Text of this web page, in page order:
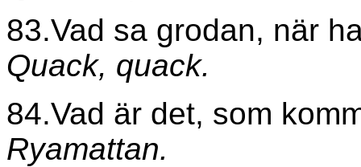
83.Vad sa grodan, när
Quack, quack.
84.Vad är det, som
Ryamattan.